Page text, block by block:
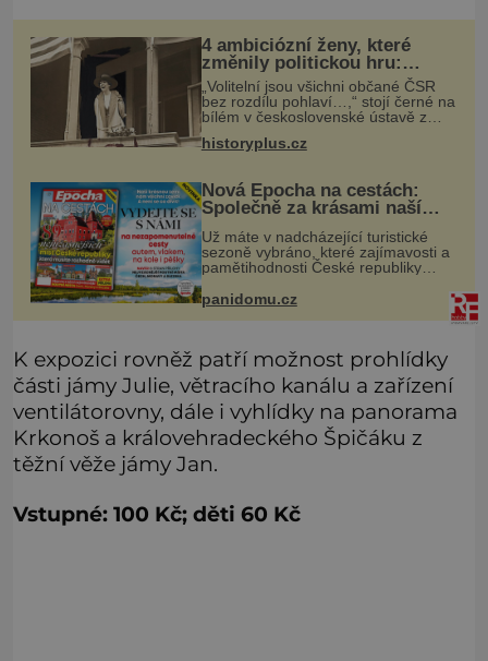
4 ambiciózní ženy, které
změnily politickou hru:
Manželé je posílali do
kuchyně marně
„Volitelní jsou všichni občané ČSR
bez rozdílu pohlaví…,“ stojí černé na
bílém v československé ústavě z
roku 1920. Na podobnou právní
úpravu čekají ženy napříč celým
historyplus.cz
Nová Epocha na cestách:
Společně za krásami naší
vlasti
Už máte v nadcházející turistické
sezoně vybráno, které zajímavosti a
pamětihodnosti České republiky
navštívíte? V prodeji je právě nové
číslo Epochy na cestách, které vám
při rozhodování určitě pomůž
panidomu.cz
K expozici rovněž patří možnost prohlídky
části jámy Julie, větracího kanálu a zařízení
ventilátorovny, dále i vyhlídky na panorama
Krkonoš a královehradeckého Špičáku z
těžní věže jámy Jan.
Vstupné: 100 Kč; děti 60 Kč